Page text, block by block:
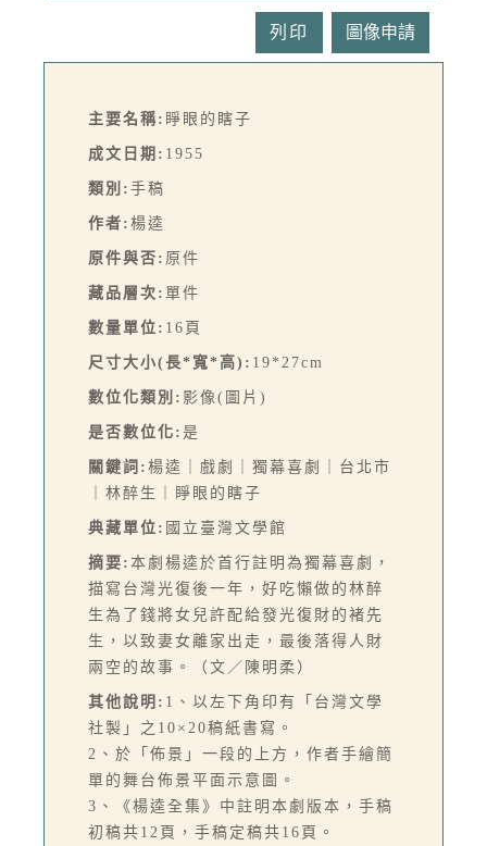
列印
主要名稱: 睜眼的瞎子
成文日期: 1955
類別: 手稿
作者: 楊逵
原件與否: 原件
藏品層次: 單件
數量單位: 16頁
尺寸大小(長*寬*高): 19*27cm
數位化類別: 影像(圖片)
是否數位化: 是
關鍵詞: 楊逵｜戲劇｜獨幕喜劇｜台北市
｜林醉生｜睜眼的瞎子
典藏單位: 國立臺灣文學館
摘要: 本劇楊逵於首行註明為獨幕喜劇，
描寫台灣光復後一年，好吃懶做的林醉
生為了錢將女兒許配給發光復財的褚先
生，以致妻女離家出走，最後落得人財
兩空的故事。（文／陳明柔）
其他說明: 1、以左下角印有「台灣文學
社製」之10×20稿紙書寫。
2、於「佈景」一段的上方，作者手繪簡
單的舞台佈景平面示意圖。
3、《楊逵全集》中註明本劇版本，手稿
初稿共12頁，手稿定稿共16頁。